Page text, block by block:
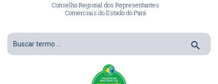
Conselho Regional dos Representantes
Comerciais do Estado do Pará
search